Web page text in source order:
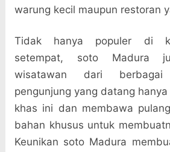
warung kecil maupun restoran
Tidak hanya populer di
setempat, soto Madura
wisatawan dari
pengunjung yang datang
khas ini dan membawa
bahan khusus untuk
Keunikan soto Madura